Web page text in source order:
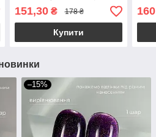
блакитний блискітки
151,30₴ 178 ₴
Купити
–15%